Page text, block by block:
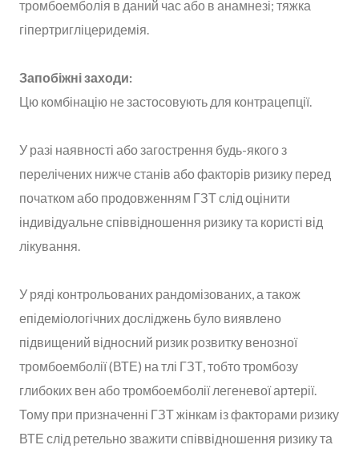
тромбоемболія в даний час або в анамнезі; тяжка
гіпертригліцеридемія.
Запобіжні заходи:
Цю комбінацію не застосовують для контрацепції.
У разі наявності або загострення будь-якого з
перелічених нижче станів або факторів ризику перед
початком або продовженням ГЗТ слід оцінити
індивідуальне співвідношення ризику та користі від
лікування.
У ряді контрольованих рандомізованих, а також
епідеміологічних досліджень було виявлено
підвищений відносний ризик розвитку венозної
тромбоемболії (ВТЕ) на тлі ГЗТ, тобто тромбозу
глибоких вен або тромбоемболії легеневої артерії.
Тому при призначенні ГЗТ жінкам із факторами ризику
ВТЕ слід ретельно зважити співвідношення ризику та